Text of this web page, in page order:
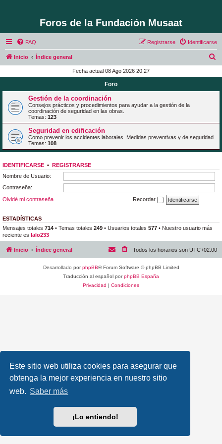
Este sitio web utiliza cookies para asegurar que
obtenga la mejor experiencia en nuestro sitio
web. Saber más
¡Lo entiendo!
Foros de la Fundación Musaat
FAQ Identificarse
Registrarse
Inicio Índice general
c
Fecha actual 08 Ago 2026 20:27
Foro
Gestión de la coordinación
Consejos prácticos y procedimientos para ayudar a la gestión de la
coordinación de seguridad en las obras.
Temas: 123
Seguridad en edificación
Como prevenir los accidentes laborales. Medidas preventivas y de seguridad.
Temas: 108
IDENTIFICARSE • REGISTRARSE
Nombre de Usuario:
Contraseña:
Olvidé mi contraseña
Recordar
ESTADÍSTICAS
Mensajes totales 714 • Temas totales 249 • Usuarios totales 577 • Nuestro usuario más
reciente es lalo233
Inicio Índice general Todos los horarios son UTC+02:00
Desarrollado porphpBB® Forum Software © phpBB Limited
Traducción al español porphpBB España
Privacidad | Condiciones